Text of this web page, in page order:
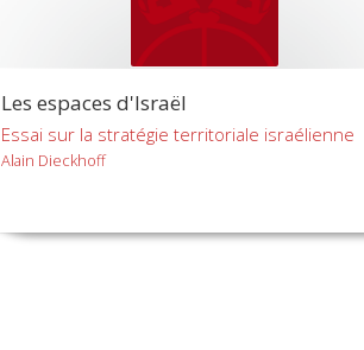
Les espaces d'Israël
Essai sur la stratégie territoriale israélienne
Alain Dieckhoff